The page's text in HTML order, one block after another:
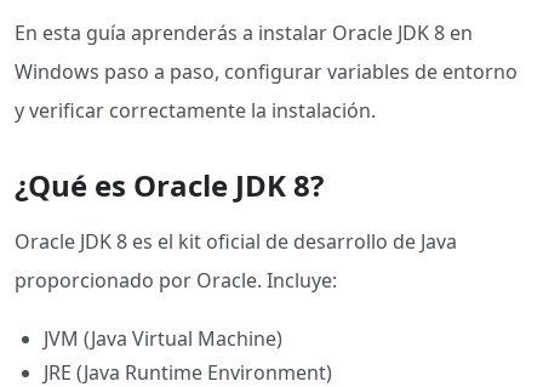
En esta guía aprenderás a instalar Oracle JDK 8 en
Windows paso a paso, configurar variables de entorno
y verificar correctamente la instalación.
¿Qué es Oracle JDK 8?
Oracle JDK 8 es el kit oficial de desarrollo de Java
proporcionado por Oracle. Incluye:
JVM (Java Virtual Machine)
JRE (Java Runtime Environment)